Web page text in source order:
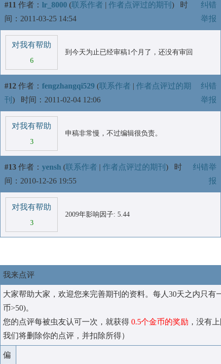
#11 作者： lr_8000 (联系作者 | 作者点评过的期刊 ) 时
间：2011-03-25 14:54
纠错
举报
对我有帮助
6
到今天为止已经审稿1个月了，还没有审回
#12 作者： fengzhangqi529 (联系作者 | 作者点评过的期
刊 ) 时间：2011-02-04 12:06
纠错
举报
对我有帮助
3
申稿非常慢，不过编辑很负责。
#13 作者： yensh (联系作者 | 作者点评过的期刊 ) 时
间：2010-12-26 19:55
纠错举
报
对我有帮助
3
2009年影响因子: 5.44
我来点评
大家帮助大家，欢迎您来完善期刊的资料。每人30天之内只有
币>50)。
您的点评每被虫友认可一次，就获得 0.5个金币的奖励 ，没有
我们将删除你的点评，并扣除所得）
偏